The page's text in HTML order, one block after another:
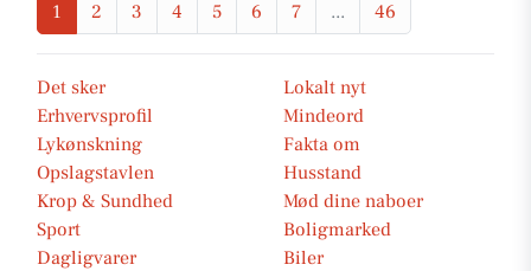
1 2 3 4 5 6 7 ... 46
Det sker
Lokalt nyt
Erhvervsprofil
Mindeord
Lykønskning
Fakta om
Opslagstavlen
Husstand
Krop & Sundhed
Mød dine naboer
Sport
Boligmarked
Dagligvarer
Biler